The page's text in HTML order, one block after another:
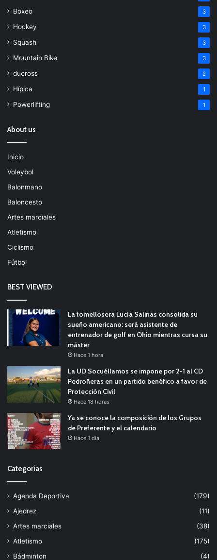
Boxeo 3
Hockey 3
Squash 3
Mountain Bike 3
ducross 2
Hípica 1
Powerlifting 1
About us
Inicio
Voleybol
Balonmano
Baloncesto
Artes marciales
Atletismo
Ciclismo
Fútbol
BEST VIEWED
La tomellosera Lucía Salinas consolida su
sueño americano: será asistente de
entrenador de golf en Ohio mientras cursa su
máster
Hace 1 hora
La UD Socuéllamos se impone por 2-1 al CD
Pedroñeras en un partido benéfico a favor de
Protección Civil
Hace 18 horas
Ya se conoce la composición de los Grupos
de Preferente y el calendario
Hace 1 día
Categorías
Agenda Deportiva
(179)
Ajedrez
(11)
Artes marciales
(38)
Atletismo
(175)
Bádminton
(4)